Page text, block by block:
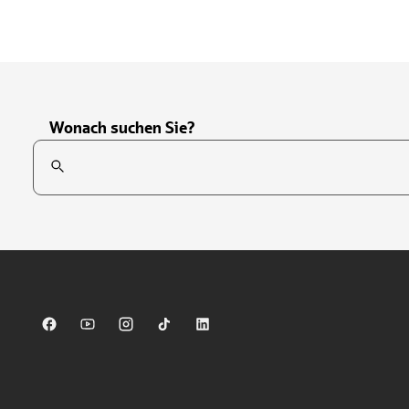
Wonach suchen Sie?
Suchfeld
Sparkasse auf Facebook
Sparkasse auf Youtube
Sparkasse auf Instagram
Sparkasse auf TikTok
Sparkasse auf LinkedIn